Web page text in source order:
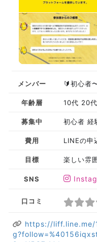
メンバー 🔰初心者
年齢層 10代 20
募集中 初心者 経
費用 LINEの申
目標 楽しい雰
SNS
口コミ
https://liff.line.me/